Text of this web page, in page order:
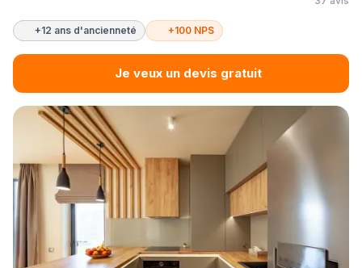
+12 ans d'ancienneté +100 NPS
Je veux un devis gratuit